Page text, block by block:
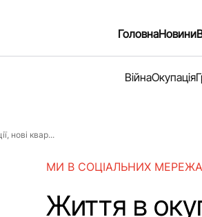
ГоловнаНовини
ВійнаОкупація
нові квар...
МИ В СОЦІАЛЬНИХ
Життя в